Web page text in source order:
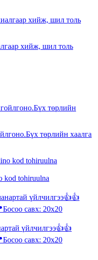
хийж, шил толь
төрлийн хаалга
kod tohiruulna
үйлчилгээ👍👍
савх: 20х20